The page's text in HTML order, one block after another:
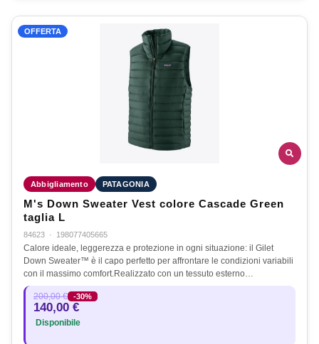
OFFERTA
Abbigliamento PATAGONIA
M's Down Sweater Vest colore Cascade Green
taglia L
84623 · 198077405665
Calore ideale, leggerezza e protezione in ogni situazione: il Gilet
Down Sweater™ è il capo perfetto per affrontare le condizioni variabili
con il massimo comfort.Realizzato con un tessuto esterno…
200,00 € -30%
140,00 €
Disponibile